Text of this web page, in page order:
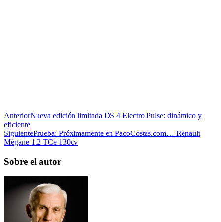
AnteriorNueva edición limitada DS 4 Electro Pulse: dinámico y
eficiente
SiguientePrueba: Próximamente en PacoCostas.com… Renault
Mégane 1.2 TCe 130cv
Sobre el autor